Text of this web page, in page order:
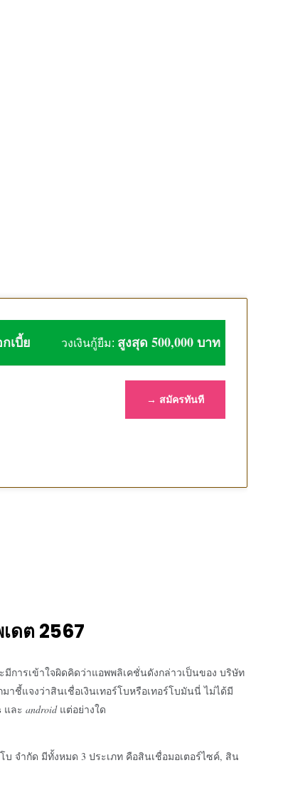
เบี้ย วงเงินกู้ยืม: สูงสุด 500,000 บาท
→ สมัครทันที
ดต 2567
มีการเข้าใจผิดคิดว่าแอพพลิเคชั่นดังกล่าวเป็นของ บริษัท
าชี้แจงว่าสินเชื่อเงินเทอร์โบหรือเทอร์โบมันนี่ ไม่ได้มี
และ android แต่อย่างใด
จำกัด มีทั้งหมด 3 ประเภท คือสินเชื่อมอเตอร์ไซค์, สิน